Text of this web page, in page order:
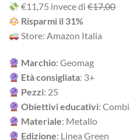
‎€11,75 i‎nv‎ec‎e ‎di‎€17,00
R‎is‎pa‎rm‎i ‎il‎ 31%
Store: Amazon Italia
Marchio: Geomag
Età consigliata: 3+
Pezzi: 25
Obiettivi educativi:
Materiale: Metallo
Edizione: Linea Green